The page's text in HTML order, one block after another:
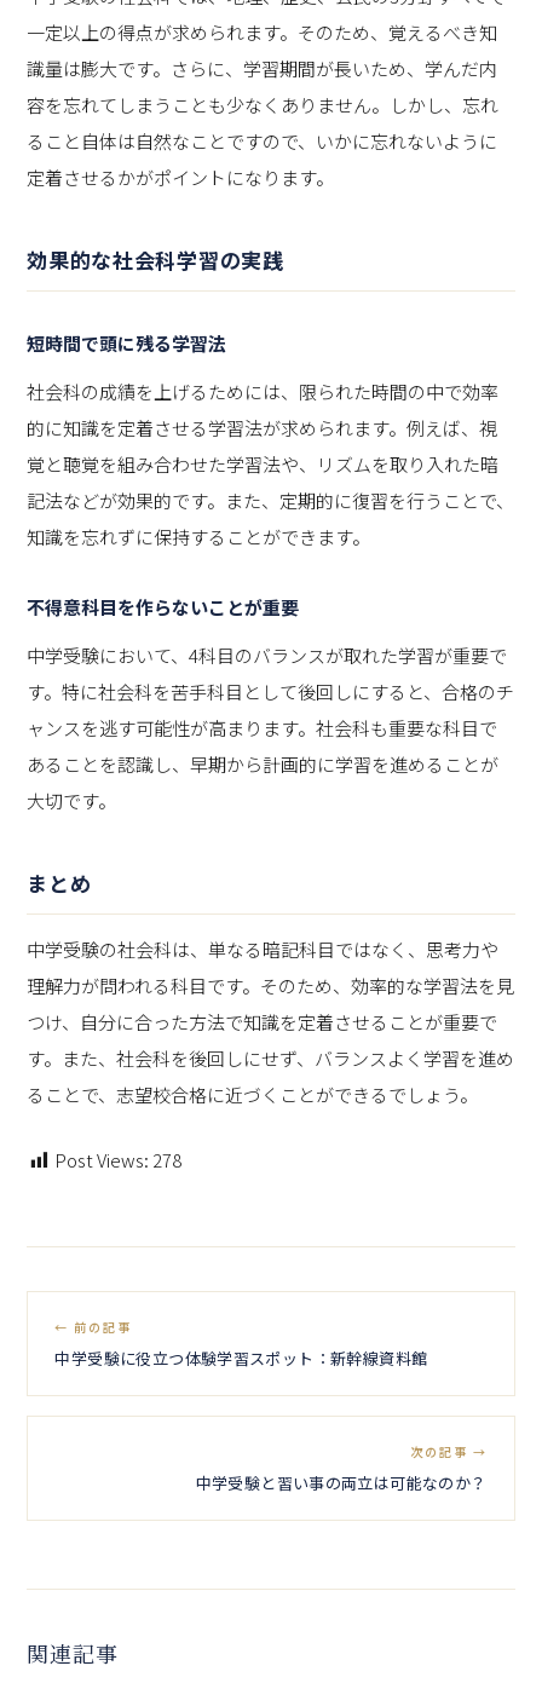
一定以上の得点が求められます。そのため、覚えるべき知
識量は膨大です。さらに、学習期間が長いため、学んだ内
容を忘れてしまうことも少なくありません。しかし、忘れ
ること自体は自然なことですので、いかに忘れないように
定着させるかがポイントになります。
効果的な社会科学習の実践
短時間で頭に残る学習法
社会科の成績を上げるためには、限られた時間の中で効率
的に知識を定着させる学習法が求められます。例えば、視
覚と聴覚を組み合わせた学習法や、リズムを取り入れた暗
記法などが効果的です。また、定期的に復習を行うことで、
知識を忘れずに保持することができます。
不得意科目を作らないことが重要
中学受験において、4科目のバランスが取れた学習が重要で
す。特に社会科を苦手科目として後回しにすると、合格のチ
ャンスを逃す可能性が高まります。社会科も重要な科目で
あることを認識し、早期から計画的に学習を進めることが
大切です。
まとめ
中学受験の社会科は、単なる暗記科目ではなく、思考力や
理解力が問われる科目です。そのため、効率的な学習法を見
つけ、自分に合った方法で知識を定着させることが重要で
す。また、社会科を後回しにせず、バランスよく学習を進め
ることで、志望校合格に近づくことができるでしょう。
Post Views: 278
← 前の記事
中学受験に役立つ体験学習スポット：新幹線資料館
次の記事 →
中学受験と習い事の両立は可能なのか？
関連記事